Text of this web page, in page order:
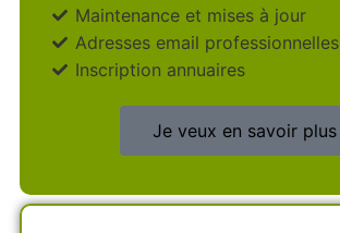
Maintenance et mises à jour
Adresses email professionnelles
Inscription annuaires
Je veux en savoir plus